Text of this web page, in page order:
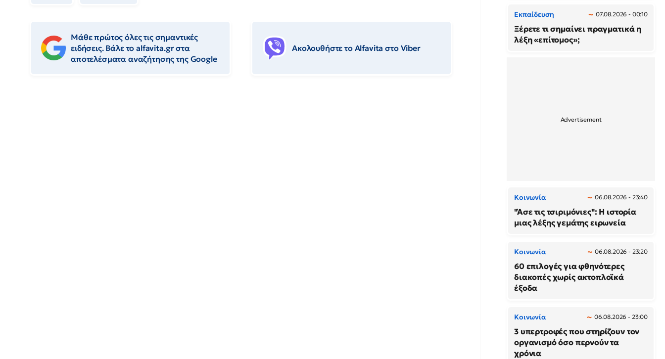
Μάθε πρώτος όλες τις σημαντικές
ειδήσεις. Βάλε το alfavita.gr στα
αποτελέσματα αναζήτησης της Google
Ακολουθήστε το Αlfavita στο Viber
Εκπαίδευση 07.08.2026 - 00:10
Ξέρετε τι σημαίνει πραγματικά η
λέξη «επίτομος»;
Κοινωνία 06.08.2026 - 23:40
"Άσε τις τσιριμόνιες": Η ιστορία
μιας λέξης γεμάτης ειρωνεία
Κοινωνία 06.08.2026 - 23:20
60 επιλογές για φθηνότερες
διακοπές χωρίς ακτοπλοϊκά
έξοδα
Κοινωνία 06.08.2026 - 23:00
3 υπερτροφές που στηρίζουν τον
οργανισμό όσο περνούν τα
χρόνια